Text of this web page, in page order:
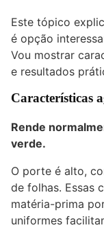
Este tópico
é opção
Vou mostrar
e resultados
Características
Rende
verde.
O porte é alto,
de folhas. Essas
matéria-prima
uniformes